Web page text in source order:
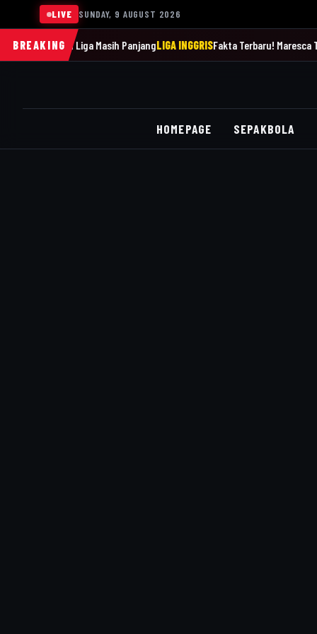
LIVE SUNDAY, 9 AUGUST 2026
BREAKING
Liga Masih PanjangLIGA INGGRISFakta Terbaru! Maresca Tak Pernah
HOMEPAGE SEPAKBOLA